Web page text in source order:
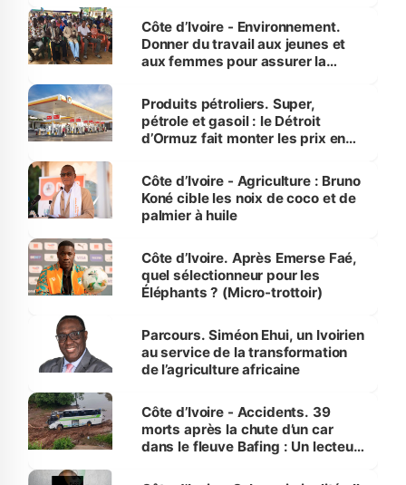
Côte d’Ivoire - Environnement.
Donner du travail aux jeunes et
aux femmes pour assurer la
menacées
Produits pétroliers. Super,
pétrole et gasoil : le Détroit
d’Ormuz fait monter les prix en
Côte d’Ivoire - Agriculture : Bruno
Koné cible les noix de coco et de
palmier à huile
Côte d’Ivoire. Après Emerse Faé,
quel sélectionneur pour les
Éléphants ? (Micro-trottoir)
Parcours. Siméon Ehui, un Ivoirien
au service de la transformation
de l’agriculture africaine
Côte d’Ivoire - Accidents. 39
morts après la chute d’un car
dans le fleuve Bafing : Un lecteur
des Transports